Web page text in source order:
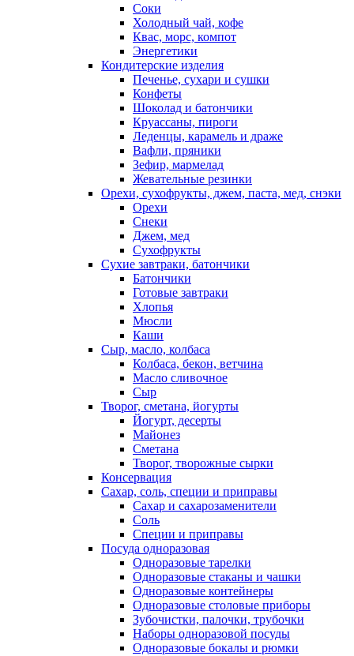
Соки
Холодный чай, кофе
Квас, морс, компот
Энергетики
Кондитерские изделия
Печенье, сухари и сушки
Конфеты
Шоколад и батончики
Круассаны, пироги
Леденцы, карамель и драже
Вафли, пряники
Зефир, мармелад
Жевательные резинки
Орехи, сухофрукты, джем, паста, мед, снэки
Орехи
Снеки
Джем, мед
Сухофрукты
Сухие завтраки, батончики
Батончики
Готовые завтраки
Хлопья
Мюсли
Каши
Сыр, масло, колбаса
Колбаса, бекон, ветчина
Масло сливочное
Сыр
Творог, сметана, йогурты
Йогурт, десерты
Майонез
Сметана
Творог, творожные сырки
Консервация
Сахар, соль, специи и приправы
Сахар и сахарозаменители
Соль
Специи и приправы
Посуда одноразовая
Одноразовые тарелки
Одноразовые стаканы и чашки
Одноразовые контейнеры
Одноразовые столовые приборы
Зубочистки, палочки, трубочки
Наборы одноразовой посуды
Одноразовые бокалы и рюмки